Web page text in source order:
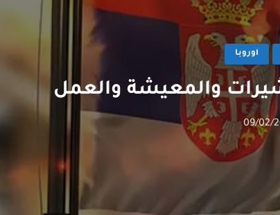
اوروبا
والمعيشة والعمل
09/02/